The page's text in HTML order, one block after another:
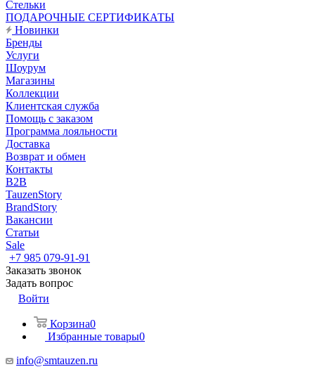
Стельки
ПОДАРОЧНЫЕ СЕРТИФИКАТЫ
Новинки
Бренды
Услуги
Шоурум
Магазины
Коллекции
Клиентская служба
Помощь с заказом
Программа лояльности
Доставка
Возврат и обмен
Контакты
B2B
TauzenStory
BrandStory
Вакансии
Статьи
Sale
+7 985 079-91-91
Заказать звонок
Задать вопрос
Войти
Корзина0
Избранные товары0
info@smtauzen.ru